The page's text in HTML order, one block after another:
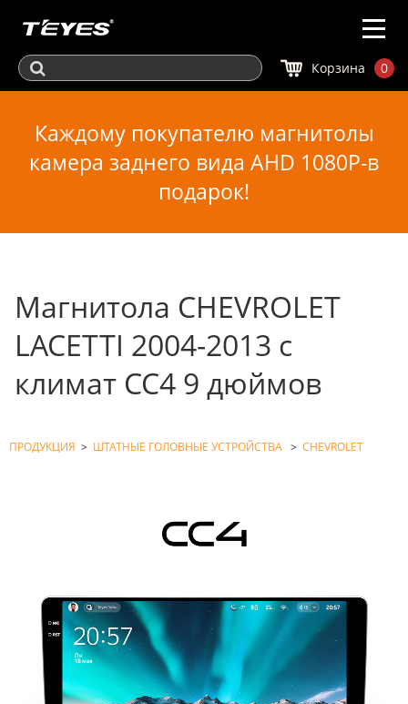
Корзина 0
Каждому покупателю магнитолы
камера заднего вида AHD 1080P-в
подарок!
Магнитола CHEVROLET
LACETTI 2004-2013 с
климат CC4 9 дюймов
ПРОДУКЦИЯ > ШТАТНЫЕ ГОЛОВНЫЕ УСТРОЙСТВА > CHEVROLET